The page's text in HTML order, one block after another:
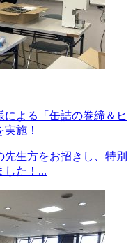
よる「缶詰の巻締＆ヒ
施！
生方をお招きし、特別
した！...